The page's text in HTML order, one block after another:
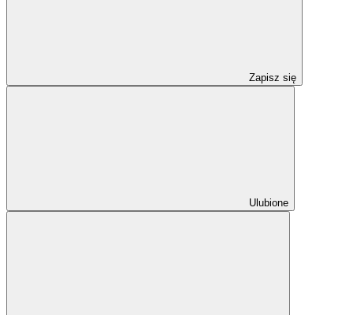
Zapisz się
Ulubione